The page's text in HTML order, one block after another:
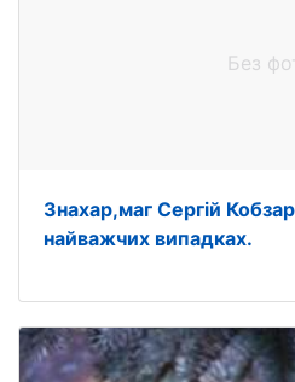
Без
Знахар,маг Сергій
найважчих випадках.